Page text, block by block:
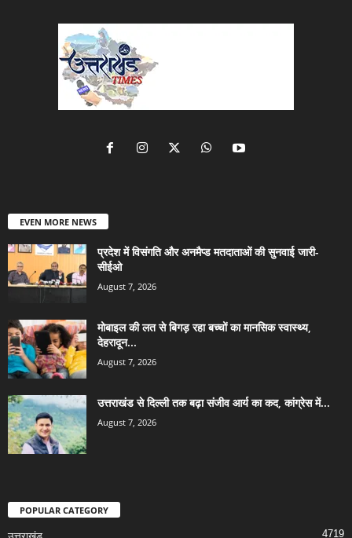
EVEN MORE NEWS
प्रदेश में विसंगति और अनमैप्ड मतदाताओं की सुनवाई जारी-
सीईओ
August 7, 2026
मोबाइल की लत से बिगड़ रहा बच्चों का मानसिक स्वास्थ्य,
देहरादून...
August 7, 2026
उत्तराखंड से दिल्ली तक बढ़ा संजीव आर्य का कद, कांग्रेस में...
August 7, 2026
POPULAR CATEGORY
4719